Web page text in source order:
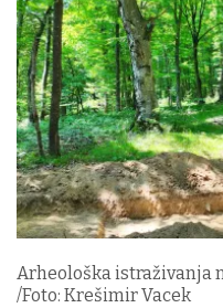
Arheološka istraživanja
/Foto: Krešimir Vacek